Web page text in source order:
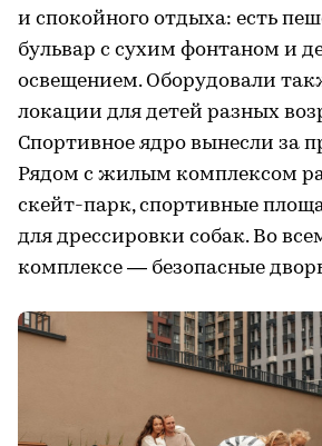
и спокойного отдыха: есть
бульвар с сухим фонтаном и
освещением. Оборудовали
локации для детей разных
Спортивное ядро вынесли за
Рядом с жилым комплексом
скейт-парк, спортивные
для дрессировки собак. Во
комплексе — безопасные